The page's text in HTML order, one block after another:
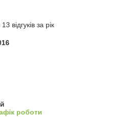
відгуків за рік
роботи